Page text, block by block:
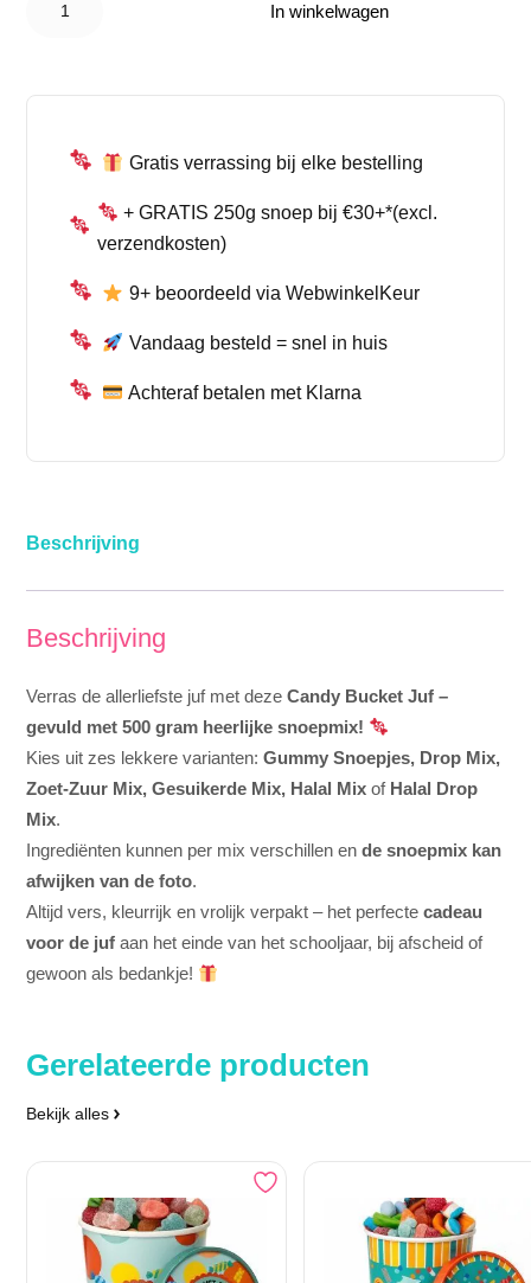
Bucket
aantal
In winkelwagen
Gratis verrassing bij elke bestelling
+ GRATIS 250g snoep bij €30+*(excl.
verzendkosten)
9+ beoordeeld via WebwinkelKeur
Vandaag besteld = snel in huis
Achteraf betalen met Klarna
Beschrijving
Beschrijving
Verras de allerliefste juf met dezeCandy Bucket Juf –
gevuld met 500 gram heerlijke snoepmix!
Kies uit zes lekkere varianten:Gummy Snoepjes, Drop Mix,
Zoet-Zuur Mix, Gesuikerde Mix, Halal Mix of Halal Drop
Mix.
Ingrediënten kunnen per mix verschillen ende snoepmix kan
afwijken van de foto.
Altijd vers, kleurrijk en vrolijk verpakt – het perfectecadeau
voor de juf aan het einde van het schooljaar, bij afscheid of
gewoon als bedankje!
Gerelateerde producten
Bekijk alles